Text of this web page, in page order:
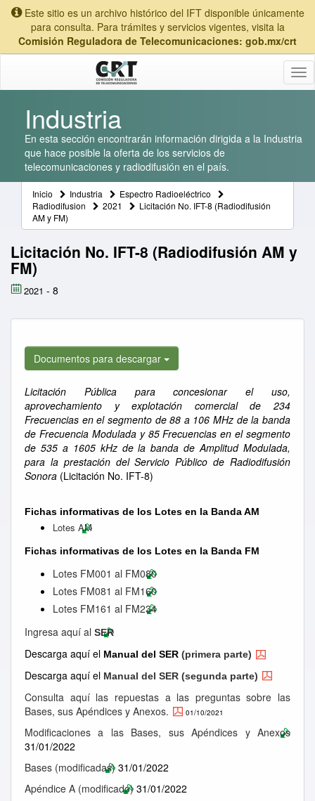
Este sitio es un archivo histórico del IFT disponible únicamente
para consulta. Para trámites y servicios vigentes, visita la
Comisión Reguladora de Telecomunicaciones: gob.mx/crt
Industria
En esta sección encontrarán información dirigida a la Industria
que hace posible la oferta de los servicios de
telecomunicaciones y radiodifusión en el país.
Inicio Industria
Espectro Radioeléctrico
Radiodifusion
2021
Licitación No. IFT-8 (Radiodifusión
AM y FM)
Licitación No. IFT-8 (Radiodifusión AM y
FM)
2021 - 8
Documentos para descargar
Licitación Pública para concesionar el uso,
aprovechamiento y explotación comercial de 234
Frecuencias en el segmento de 88 a 106 MHz de la banda
de Frecuencia Modulada y 85 Frecuencias en el segmento
de 535 a 1605 kHz de la banda de Amplitud Modulada,
para la prestación del Servicio Público de Radiodifusión
Sonora (Licitación No. IFT-8)
Fichas informativas de los Lotes en la Banda AM
Lotes AM
Fichas informativas de los Lotes en la Banda FM
Lotes FM001 al FM080
Lotes FM081 al FM160
Lotes FM161 al FM234
Ingresa aquí al SER
Descarga aquí el Manual del SER (primera parte)
Descarga aquí el Manual del SER (segunda parte)
Consulta aquí las repuestas a las preguntas sobre las
Bases, sus Apéndices y Anexos.
01/10/2021
Modificaciones a las Bases, sus Apéndices y Anexos
31/01/2022
Bases (modificadas) 31/01/2022
Apéndice A (modificado) 31/01/2022